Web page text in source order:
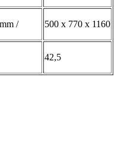
/ 500 x 770 x 1160
42,5